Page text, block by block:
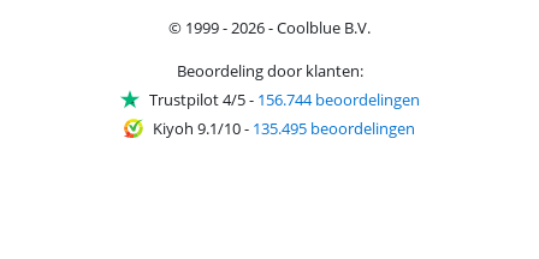
© 1999 - 2026 - Coolblue B.V.
Beoordeling door klanten:
Trustpilot 4/5- 156.744 beoordelingen
Kiyoh 9.1/10- 135.495 beoordelingen